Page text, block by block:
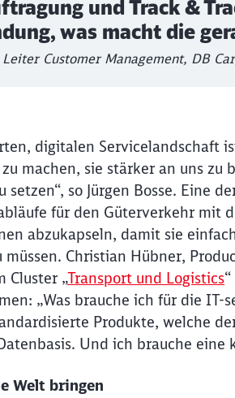
und Track &
was macht die
Leiter Customer Management, DB
digitalen Servicelandschaft
machen, sie stärker an uns zu
so Jürgen Bosse. Eine
für den Güterverkehr mit
abzukapseln, damit sie
müssen. Christian Hübner,
Cluster „Transport und Logistics
„Was brauche ich für die
Produkte, welche
Und ich brauche eine
Welt bringen